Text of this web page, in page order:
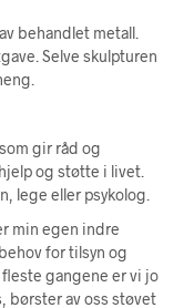
behandlet metall.
Selve skulpturen
gir råd og
og støtte i livet.
lege eller psykolog.
min egen indre
for tilsyn og
gangene er vi jo
børster av oss støvet